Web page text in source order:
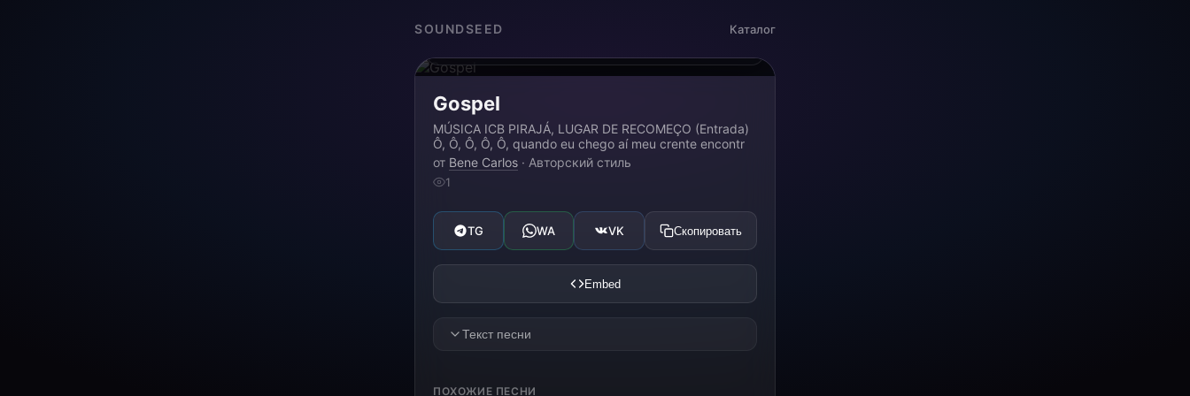
SOUNDSEED Каталог
Gospel
MÚSICA ICB PIRAJÁ, LUGAR DE RECOMEÇO (Entrada)
Ô, Ô, Ô, Ô, Ô, quando eu chego aí meu crente encontr
от Bene Carlos · Авторский стиль
1
TG WA VK Скопировать
Embed
Текст песни
ПОХОЖИЕ ПЕСНИ